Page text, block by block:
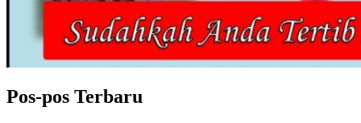
Pos-pos Terbaru